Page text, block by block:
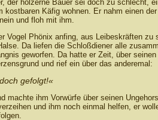
der hölzerne Bauer sei doch zu schlecht,
kostbaren Käfig wohnen. Er nahm einen
und floh mit ihm.
Vogel Phönix anfing, aus Leibeskräften zu
Da liefen die Schloßdiener alle
geworfen. Da hatte er Zeit, über
und rief ein über das anderemal:
gefolgt!«
machte ihm Vorwürfe über seinen
und ihm noch einmal helfen, er